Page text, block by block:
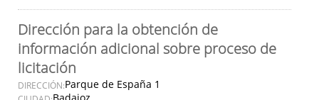
Dirección para la obtención de
información adicional sobre proceso de
licitación
DIRECCIÓN:Parque de España 1